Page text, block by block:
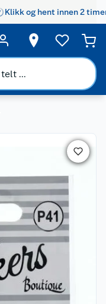
Klikk og hent innen 2